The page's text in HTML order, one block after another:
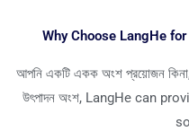
Why Choose LangHe
আপনি একটি একক অংশ প্রয়োজন
উৎপাদন অংশ, LangHe can